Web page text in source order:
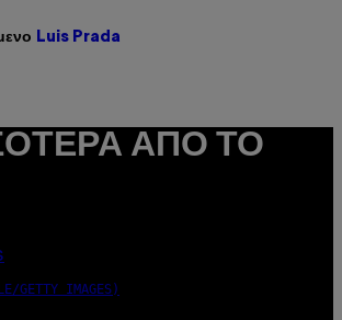
Luis Prada
ΑΠΌ ΤΟ
GETTY IMAGES)